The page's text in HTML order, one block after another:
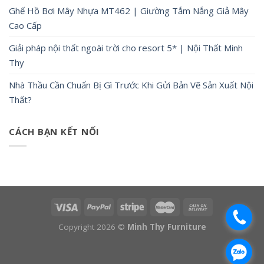
Ghế Hồ Bơi Mây Nhựa MT462 | Giường Tắm Nắng Giả Mây
Cao Cấp
Giải pháp nội thất ngoài trời cho resort 5* | Nội Thất Minh
Thy
Nhà Thầu Cần Chuẩn Bị Gì Trước Khi Gửi Bản Vẽ Sản Xuất Nội
Thất?
CÁCH BẠN KẾT NỐI
Copyright 2026 © Minh Thy Furniture
.
.